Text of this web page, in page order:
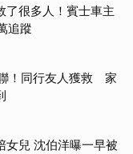
了很多人！賓士車主
追蹤
！同行友人獲救 家
女兒 沈伯洋曝一早被